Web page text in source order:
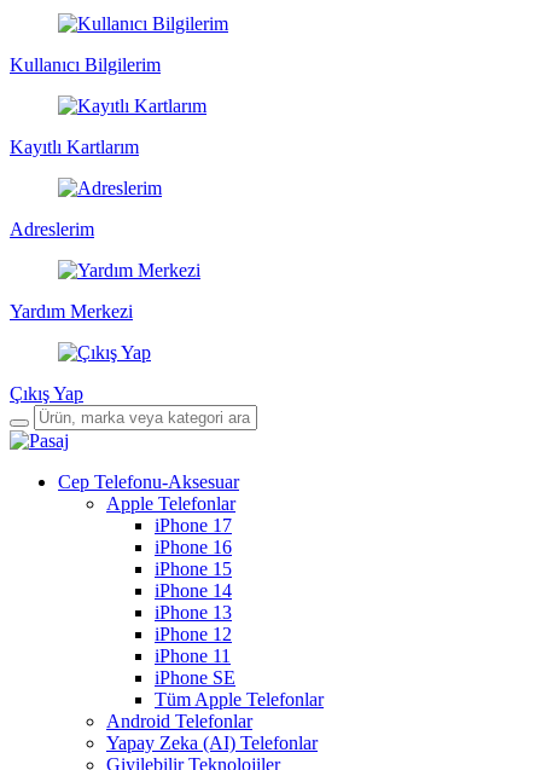
Kullanıcı Bilgilerim
Kayıtlı Kartlarım
Adreslerim
Yardım Merkezi
Çıkış Yap
Cep Telefonu-Aksesuar
Apple Telefonlar
iPhone 17
iPhone 16
iPhone 15
iPhone 14
iPhone 13
iPhone 12
iPhone 11
iPhone SE
Tüm Apple Telefonlar
Android Telefonlar
Yapay Zeka (AI) Telefonlar
Giyilebilir Teknolojiler